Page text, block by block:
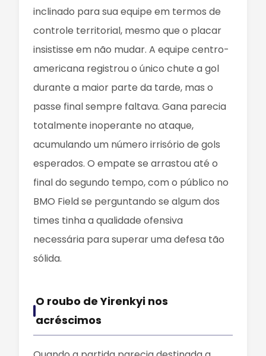
inclinado para sua equipe em termos de
controle territorial, mesmo que o placar
insistisse em não mudar. A equipe centro-
americana registrou o único chute a gol
durante a maior parte da tarde, mas o
passe final sempre faltava. Gana parecia
totalmente inoperante no ataque,
acumulando um número irrisório de gols
esperados. O empate se arrastou até o
final do segundo tempo, com o público no
BMO Field se perguntando se algum dos
times tinha a qualidade ofensiva
necessária para superar uma defesa tão
sólida.
O roubo de Yirenkyi nos
acréscimos